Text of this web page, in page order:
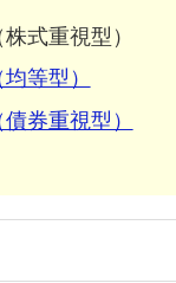
式重視型）
等型）
券重視型）